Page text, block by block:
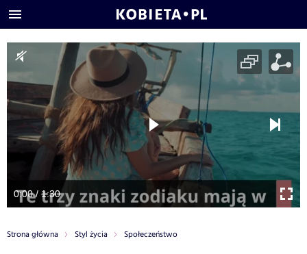
0:00 / 1:30
Strona główna Styl życia Społeczeństwo